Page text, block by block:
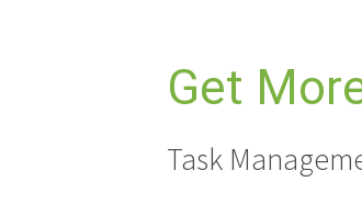
Get
Task